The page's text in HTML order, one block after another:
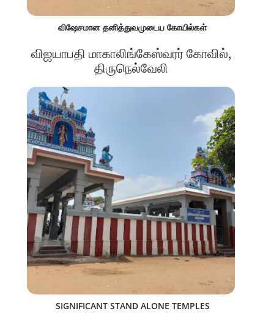
விஷேசமான தனித்துவமுடைய கோயில்கள்
விஜயாபதி மாகாலிங்கேஸ்வரர் கோவில்,
திருநெல்வேலி
SIGNIFICANT STAND ALONE TEMPLES